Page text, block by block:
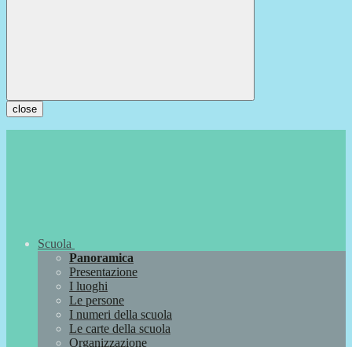
close
Scuola
Panoramica
Presentazione
I luoghi
Le persone
I numeri della scuola
Le carte della scuola
Organizzazione